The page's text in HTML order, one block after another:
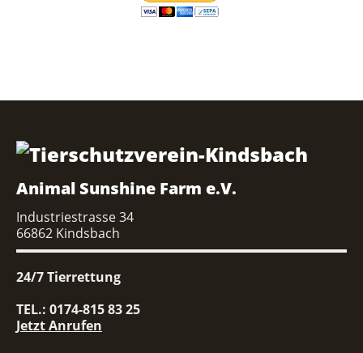
Animal Sunshine Farm e.V.
Industriestrasse 34
66862 Kindsbach
24/7 Tierrettung
TEL.: 0174-815 83 25
Jetzt Anrufen